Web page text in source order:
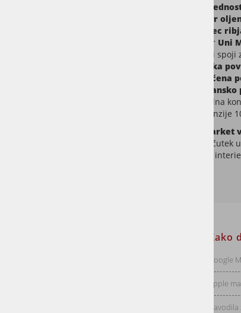
Ključne
Natur
Vzorec
Natur Uni
Čvrsti spoji
Gladka
Krtačena
4-
Stabilna
Dimenzije
Hrastov parket
ohranja občutek
modernimi
Kako
Google
Apple